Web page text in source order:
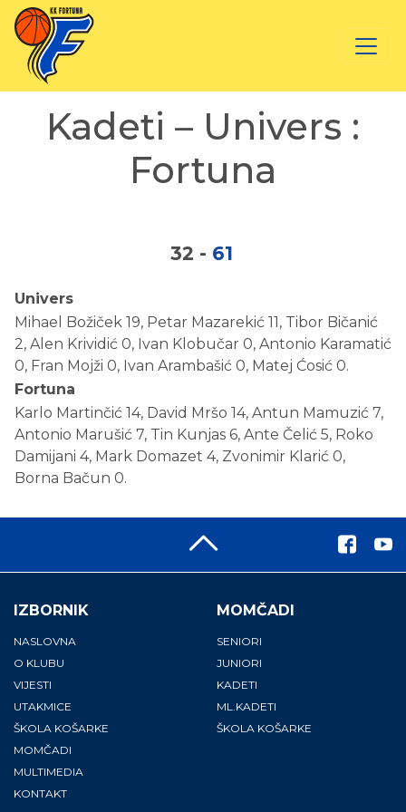
Kadeti – Univers :
Fortuna
32 - 61
Univers
Mihael Božiček 19, Petar Mazarekić 11, Tibor Bičanić
2, Alen Krividić 0, Ivan Klobučar 0, Antonio Karamatić
0, Fran Mojži 0, Ivan Arambašić 0, Matej Ćosić 0.
Fortuna
Karlo Martinčić 14, David Mršo 14, Antun Mamuzić 7,
Antonio Marušić 7, Tin Kunjas 6, Ante Čelić 5, Roko
Damijani 4, Mark Domazet 4, Zvonimir Klarić 0,
Borna Bačun 0.
IZBORNIK
NASLOVNA
O KLUBU
VIJESTI
UTAKMICE
ŠKOLA KOŠARKE
MOMČADI
MULTIMEDIA
KONTAKT
MOMČADI
SENIORI
JUNIORI
KADETI
ML.KADETI
ŠKOLA KOŠARKE